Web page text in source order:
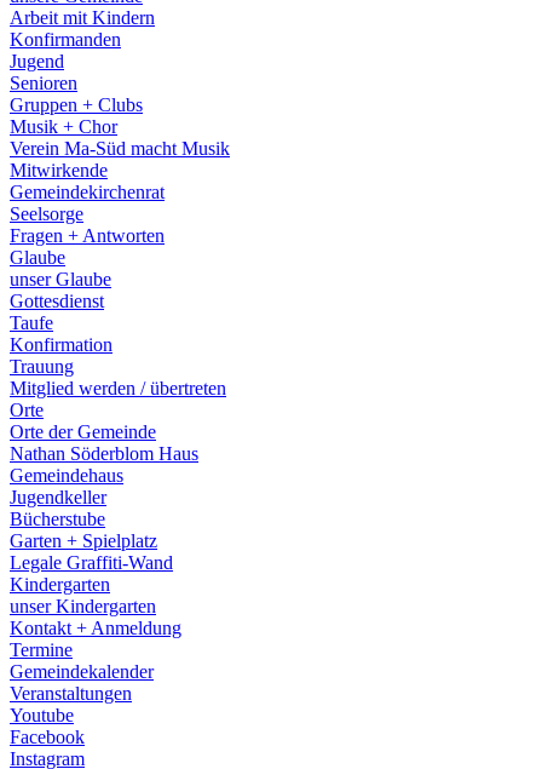
Arbeit mit Kindern
Konfirmanden
Jugend
Senioren
Gruppen + Clubs
Musik + Chor
Verein Ma-Süd macht Musik
Mitwirkende
Gemeindekirchenrat
Seelsorge
Fragen + Antworten
Glaube
unser Glaube
Gottesdienst
Taufe
Konfirmation
Trauung
Mitglied werden / übertreten
Orte
Orte der Gemeinde
Nathan Söderblom Haus
Gemeindehaus
Jugendkeller
Bücherstube
Garten + Spielplatz
Legale Graffiti-Wand
Kindergarten
unser Kindergarten
Kontakt + Anmeldung
Termine
Gemeindekalender
Veranstaltungen
Youtube
Facebook
Instagram